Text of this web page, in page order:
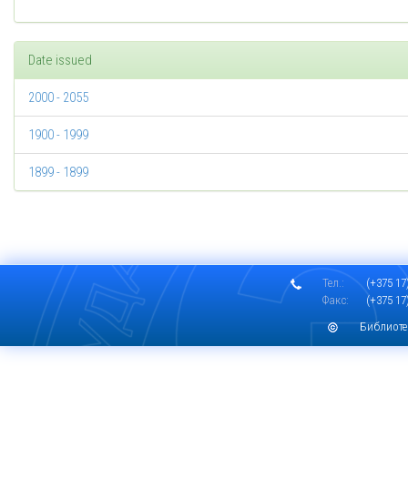
Date issued
2000 - 2055
1900 - 1999
1899 - 1899
Тел.:
(+375
Факс:
(+375